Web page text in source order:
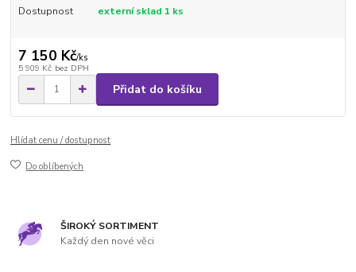
Dostupnost externí sklad 1 ks
7 150 Kč/ks
5 909 Kč bez DPH
Přidat do košíku
Hlídat cenu / dostupnost
Do oblíbených
ŠIROKÝ SORTIMENT
Každý den nové věci